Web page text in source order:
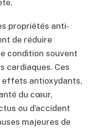
propriétés anti-
de réduire
condition souvent
cardiaques. Ces
effets antioxydants,
du cœur,
ou d’accident
majeures de